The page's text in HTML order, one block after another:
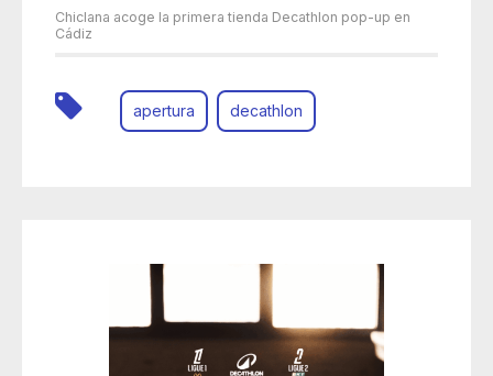
Chiclana acoge la primera tienda Decathlon pop-up en
Cádiz
apertura decathlon